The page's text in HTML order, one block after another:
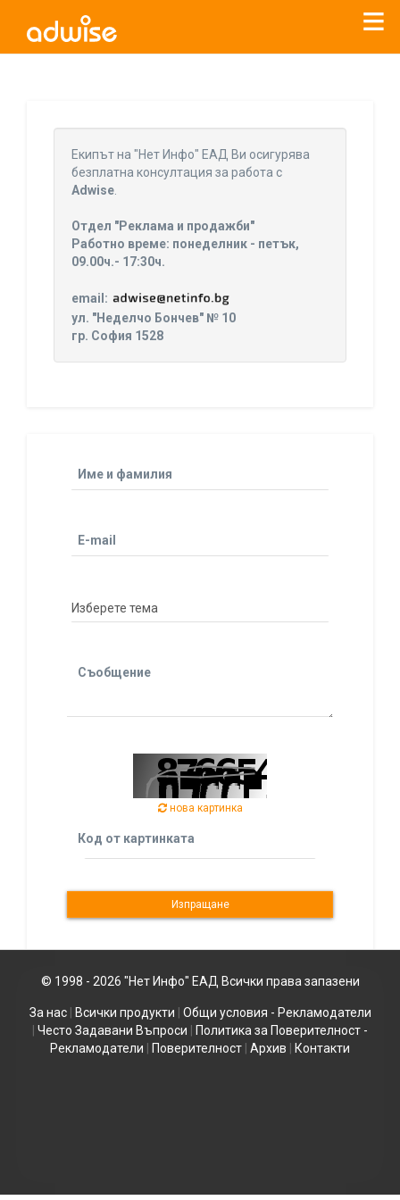
Уважаеми рекламодатели, с настоящото съобщение
бихме искали да Ви уведомим, че „Нет Инфо“ ЕАД (
прекратява услугата Adwiseсчитано от
г
Eкипът на "Нет Инфо" ЕАД Ви осигурява
безплатна консултация за работа с
Adwise.
Отдел "Реклама и продажби"
Работно време: понеделник - петък,
09.00ч.- 17:30ч.
email:
ул. "Неделчо Бончев" № 10
гр. София 1528
Име и фамилия
E-mail
Съобщение
нова картинка
Код от картинката
© 1998 - 2026 "Нет Инфо" ЕАД Всички права запазени
За нас| Всички продукти
Общи условия - Рекламодатели
Често Задавани Въпроси
Политика за Поверителност -
Рекламодатели
Поверителност Архив Контакти